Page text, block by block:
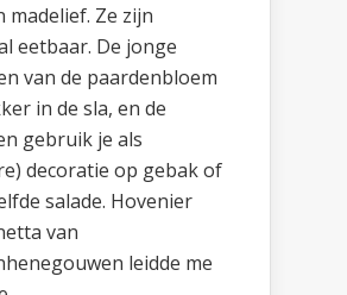
madelief. Ze zijn
eetbaar. De jonge
van de paardenbloem
in de sla, en de
gebruik je als
decoratie op gebak of
salade. Hovenier
van
leidde me